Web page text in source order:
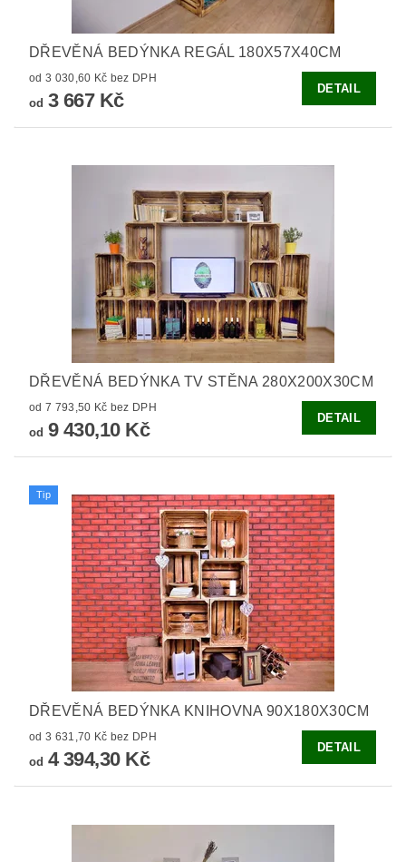
DŘEVĚNÁ BEDÝNKA REGÁL 180X57X40CM
od 3 030,60 Kč bez DPH
od 3 667 Kč
DETAIL
DŘEVĚNÁ BEDÝNKA TV STĚNA 280X200X30CM
od 7 793,50 Kč bez DPH
od 9 430,10 Kč
DETAIL
Tip
DŘEVĚNÁ BEDÝNKA KNIHOVNA 90X180X30CM
od 3 631,70 Kč bez DPH
od 4 394,30 Kč
DETAIL